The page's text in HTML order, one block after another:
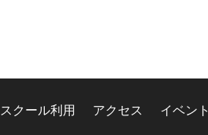
スクール利用 アクセス イベント